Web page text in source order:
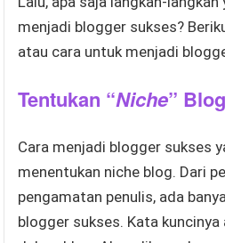
menjadi blogger sukses?
atau cara untuk menjadi
Tentukan “Niche” Blog
Cara menjadi blogger sukses
menentukan niche blog. Dari
pengamatan penulis, ada
blogger sukses. Kata kuncinya